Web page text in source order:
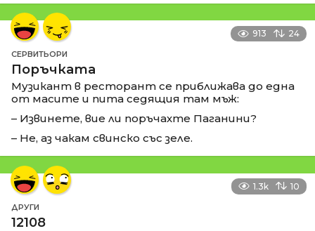
913 24
СЕРВИТЬОРИ
Поръчката
Музикант в ресторант се приближава до една
от масите и пита седящия там мъж:
– Извинете, вие ли поръчахте Паганини?
– Не, аз чакам свинско със зеле.
1.3k 10
ДРУГИ
12108